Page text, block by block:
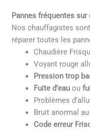
Pannes fréquentes
Nos chauffagistes
réparer toutes les
Chaudière
Voyant rouge
Pression trop
Fuite d’eau ou
Problèmes
Bruit anormal
Code erreur